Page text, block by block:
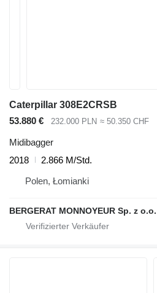
Caterpillar 308E2CRSB
53.880 €
232.000 PLN ≈ 50.350 CHF
Midibagger
2018
2.866 M/Std.
Polen, Łomianki
BERGERAT MONNOYEUR Sp. z o.o.